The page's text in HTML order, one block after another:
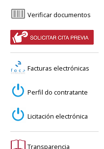
Verificar documentos
Facturas electrónicas
Perfil do contratante
Licitación electrónica
Transparencia